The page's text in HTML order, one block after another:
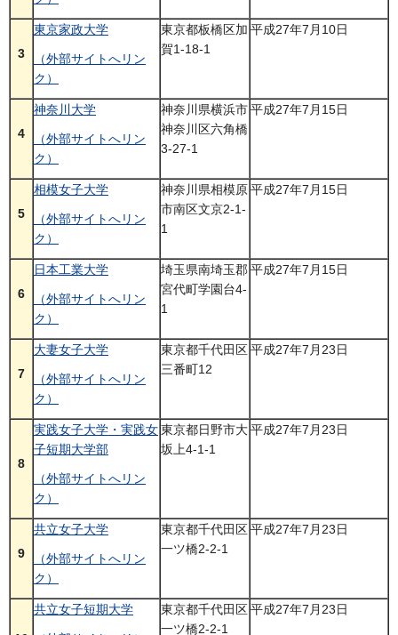
3
東京家政大学
（外部サイトへリン
ク）
東京都板橋区加
賀1-18-1
平成27年7月10日
4
神奈川大学
（外部サイトへリン
ク）
神奈川県横浜市
神奈川区六角橋
3-27-1
平成27年7月15日
5
相模女子大学
（外部サイトへリン
ク）
神奈川県相模原
市南区文京2-1-
1
平成27年7月15日
6
日本工業大学
（外部サイトへリン
ク）
埼玉県南埼玉郡
宮代町学園台4-
1
平成27年7月15日
7
大妻女子大学
（外部サイトへリン
ク）
東京都千代田区
三番町12
平成27年7月23日
8
実践女子大学・実践女
子短期大学部
（外部サイトへリン
ク）
東京都日野市大
坂上4-1-1
平成27年7月23日
9
共立女子大学
（外部サイトへリン
ク）
東京都千代田区
一ツ橋2-2-1
平成27年7月23日
共立女子短期大学
東京都千代田区
一ツ橋2-2-1
平成27年7月23日